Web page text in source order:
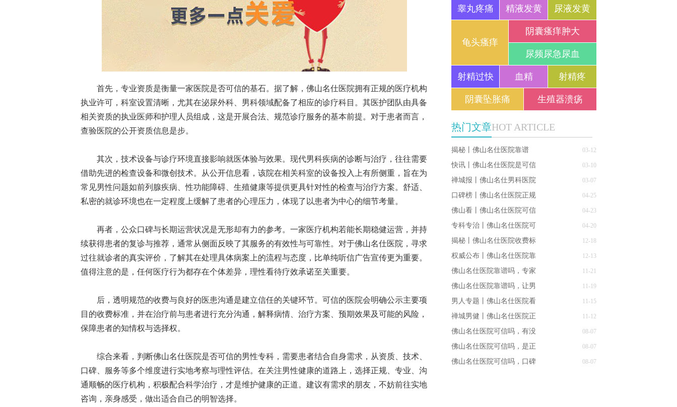
睾丸疼痛 精液发黄 尿液发黄
阴囊瘙痒肿大
尿频尿急尿血
龟头瘙痒
射精过快 血精 射精疼
阴囊坠胀痛 生殖器溃疡
热门文章HOT ARTICLE
03-12
揭秘丨佛山名仕医院靠谱
03-10
快讯丨佛山名仕医院是可信
03-07
禅城报丨佛山名仕男科医院
04-25
口碑榜丨佛山名仕医院正规
04-23
佛山看丨佛山名仕医院可信
04-20
专科专治丨佛山名仕医院可
12-18
揭秘丨佛山名仕医院收费标
12-13
权威公布丨佛山名仕医院靠
11-21
佛山名仕医院靠谱吗，专家
11-19
佛山名仕医院靠谱吗，让男
11-15
男人专题丨佛山名仕医院看
11-12
禅城男健丨佛山名仕医院正
08-07
佛山名仕医院可信吗，有没
08-07
佛山名仕医院可信吗，是正
08-07
佛山名仕医院可信吗，口碑
首先，专业资质是衡量一家医院是否可信的基石。据了解，佛山名仕医院拥有正规的医疗机构
执业许可，科室设置清晰，尤其在泌尿外科、男科领域配备了相应的诊疗科目。其医护团队由具备
相关资质的执业医师和护理人员组成，这是开展合法、规范诊疗服务的基本前提。对于患者而言，
查验医院的公开资质信息是步。
其次，技术设备与诊疗环境直接影响就医体验与效果。现代男科疾病的诊断与治疗，往往需要
借助先进的检查设备和微创技术。从公开信息看，该院在相关科室的设备投入上有所侧重，旨在为
常见男性问题如前列腺疾病、性功能障碍、生殖健康等提供更具针对性的检查与治疗方案。舒适、
私密的就诊环境也在一定程度上缓解了患者的心理压力，体现了以患者为中心的细节考量。
再者，公众口碑与长期运营状况是无形却有力的参考。一家医疗机构若能长期稳健运营，并持
续获得患者的复诊与推荐，通常从侧面反映了其服务的有效性与可靠性。对于佛山名仕医院，寻求
过往就诊者的真实评价，了解其在处理具体病案上的流程与态度，比单纯听信广告宣传更为重要。
值得注意的是，任何医疗行为都存在个体差异，理性看待疗效承诺至关重要。
后，透明规范的收费与良好的医患沟通是建立信任的关键环节。可信的医院会明确公示主要项
目的收费标准，并在治疗前与患者进行充分沟通，解释病情、治疗方案、预期效果及可能的风险，
保障患者的知情权与选择权。
综合来看，判断佛山名仕医院是否可信的男性专科，需要患者结合自身需求，从资质、技术、
口碑、服务等多个维度进行实地考察与理性评估。在关注男性健康的道路上，选择正规、专业、沟
通顺畅的医疗机构，积极配合科学治疗，才是维护健康的正道。建议有需求的朋友，不妨前往实地
咨询，亲身感受，做出适合自己的明智选择。